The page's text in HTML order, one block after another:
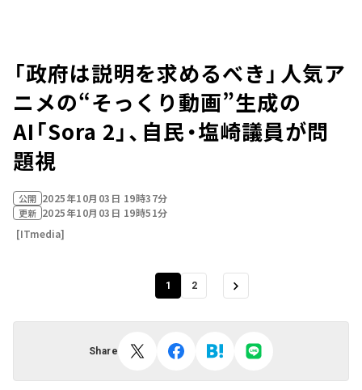
「政府は説明を求めるべき」――人気ア
ニメの“そっくり動画”生成の
AI「Sora 2」、自民・塩崎議員が問
題視
公開 2025年10月03日 19時37分
更新 2025年10月03日 19時51分
[ITmedia]
1 2
Share